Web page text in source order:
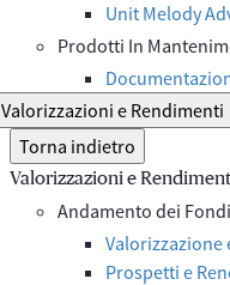
Unit Melody
Prodotti In
Valorizzazioni e Rendimenti
Torna indietro
Valorizzazioni e
Andamento dei Fondi
Valorizzazione
Prospetti e